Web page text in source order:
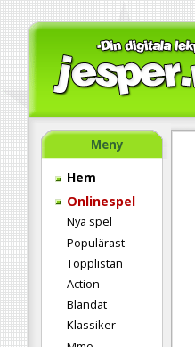
Meny
Hem
Onlinespel
Nya spel
Populärast
Topplistan
Action
Blandat
Klassiker